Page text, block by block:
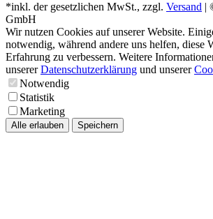
*inkl. der gesetzlichen MwSt., zzgl. Versand |
GmbH
Wir nutzen Cookies auf unserer Website.
notwendig, während andere uns helfen, diese
Erfahrung zu verbessern. Weitere
unsererDatenschutzerklärung und unserer
Notwendig
Statistik
Marketing
Alle erlauben Speichern